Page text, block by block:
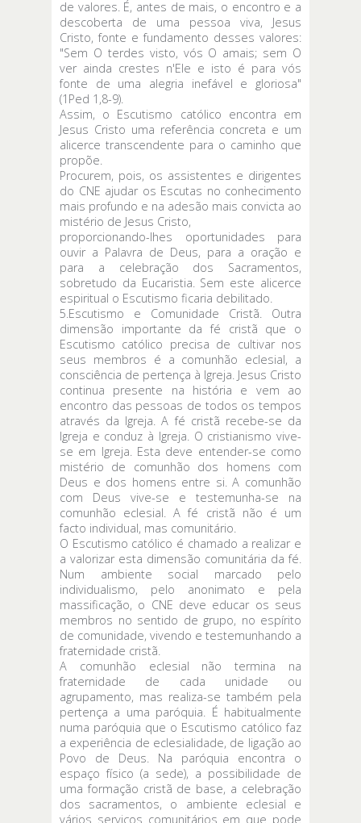
de valores. É, antes de mais, o encontro e a
descoberta de uma pessoa viva, Jesus
Cristo, fonte e fundamento desses valores:
"Sem O terdes visto, vós O amais; sem O
ver ainda crestes n'Ele e isto é para vós
fonte de uma alegria inefável e gloriosa"
(1Ped 1,8-9).
Assim, o Escutismo católico encontra em
Jesus Cristo uma referência concreta e um
alicerce transcendente para o caminho que
propõe.
Procurem, pois, os assistentes e dirigentes
do CNE ajudar os Escutas no conhecimento
mais profundo e na adesão mais convicta ao
mistério de Jesus Cristo,
proporcionando-lhes oportunidades para
ouvir a Palavra de Deus, para a oração e
para a celebração dos Sacramentos,
sobretudo da Eucaristia. Sem este alicerce
espiritual o Escutismo ficaria debilitado.
5.Escutismo e Comunidade Cristã. Outra
dimensão importante da fé cristã que o
Escutismo católico precisa de cultivar nos
seus membros é a comunhão eclesial, a
consciência de pertença à Igreja. Jesus Cristo
continua presente na história e vem ao
encontro das pessoas de todos os tempos
através da Igreja. A fé cristã recebe-se da
Igreja e conduz à Igreja. O cristianismo vive-
se em Igreja. Esta deve entender-se como
mistério de comunhão dos homens com
Deus e dos homens entre si. A comunhão
com Deus vive-se e testemunha-se na
comunhão eclesial. A fé cristã não é um
facto individual, mas comunitário.
O Escutismo católico é chamado a realizar e
a valorizar esta dimensão comunitária da fé.
Num ambiente social marcado pelo
individualismo, pelo anonimato e pela
massificação, o CNE deve educar os seus
membros no sentido de grupo, no espírito
de comunidade, vivendo e testemunhando a
fraternidade cristã.
A comunhão eclesial não termina na
fraternidade de cada unidade ou
agrupamento, mas realiza-se também pela
pertença a uma paróquia. É habitualmente
numa paróquia que o Escutismo católico faz
a experiência de eclesialidade, de ligação ao
Povo de Deus. Na paróquia encontra o
espaço físico (a sede), a possibilidade de
uma formação cristã de base, a celebração
dos sacramentos, o ambiente eclesial e
vários serviços comunitários em que pode